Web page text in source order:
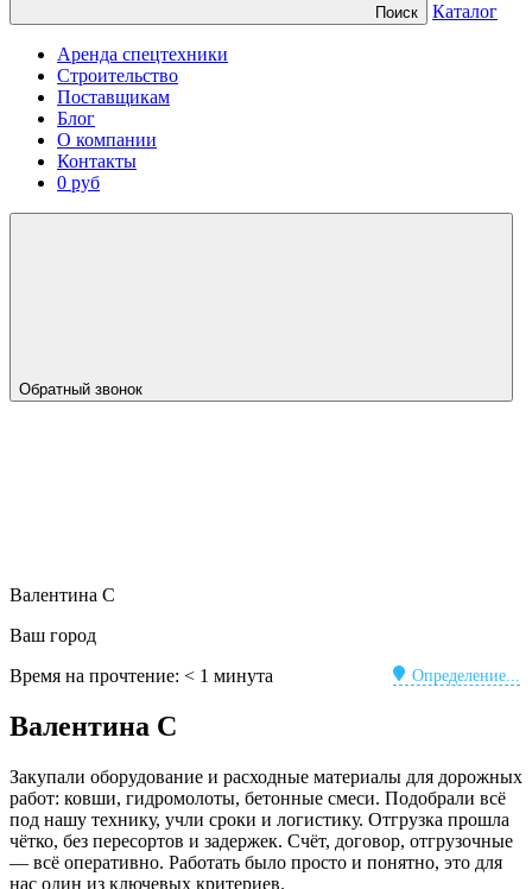
Поиск Каталог
Аренда спецтехники
Строительство
Поставщикам
Блог
О компании
Контакты
0 руб
Обратный звонок
Валентина С
Ваш город
Определение...
Время на прочтение: < 1 минута
Валентина С
Закупали оборудование и расходные материалы для дорожных
работ: ковши, гидромолоты, бетонные смеси. Подобрали всё
под нашу технику, учли сроки и логистику. Отгрузка прошла
чётко, без пересортов и задержек. Счёт, договор, отгрузочные
— всё оперативно. Работать было просто и понятно, это для
нас один из ключевых критериев.